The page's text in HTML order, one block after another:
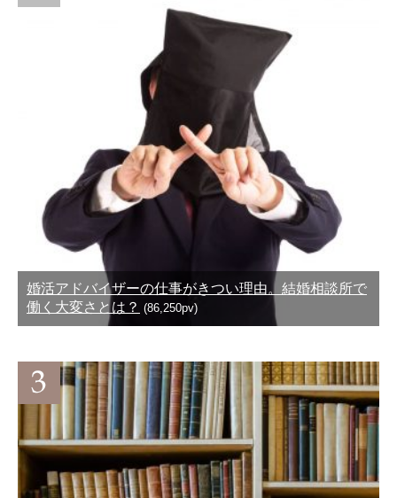
婚活アドバイザーの仕事がきつい理由。結婚相談所で
働く大変さとは？ (86,250pv)